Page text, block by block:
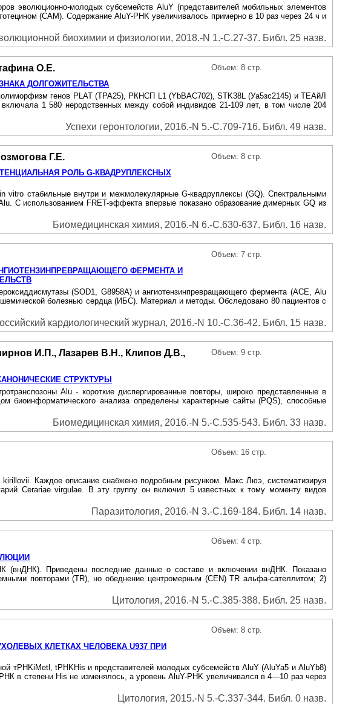
эволюционно-молодых субсемейств AluY (представителей мобильных элементов
(САМ). Содержание AluY-PHK увеличивалось примерно в 10 раз через 24 ч и
биохимии и физиологии, 2018.-N 1.-С.27-37. Библ. 25 назв.
О.Е.
ДОЛГОЖИТЕЛЬСТВА
Объем: 8 стр.
генов PLAT (ТРА25), РКНСП L1 (YbBAC702), STK38L (Уа5зс2145) и ТЕАйЛ
1 580 неродственных между собой индивидов 21-109 лет, в том числе 204
Успехи геронтологии, 2016.-N 5.-С.709-716. Библ. 49 назв.
Г.Е.
РОЛЬ G-КВАДРУПЛЕКСНЫХ
Объем: 8 стр.
vitro стабильные внутри и межмолекулярные G-квадруплексы (GQ). Спектральными
С использованием FRET-эффекта впервые показано образование димерных GQ из
Биомедицинская химия, 2016.-N 6.-С.630-637. Библ. 16 назв.
ФЕРМЕНТА И
Объем: 7 стр.
(SOD1, G8958A) и ангиотензинпревращающего фермента (АСЕ, Alu
болезнью сердца (ИБС). Материал и методы. Обследовано 80 пациентов с
кардиологический журнал, 2016.-N 10.-С.36-42. Библ. 15 назв.
И.П., Лазарев В.Н., Клипов Д.В.,
СТРУКТУРЫ
Объем: 9 стр.
Alu - короткие диспергированные повторы, широко представленные в
биоинформатического анализа определены характерные сайты (PQS), способные
Биомедицинская химия, 2016.-N 5.-С.535-543. Библ. 33 назв.
Объем: 16 стр.
Каждое описание снабжено подробным рисунком. Макс Люэ, систематизируя
Cerariae virgulae. В эту группу он включил 5 известных к тому моменту видов
Паразитология, 2016.-N 3.-С.169-184. Библ. 14 назв.
Объем: 4 стр.
(внДНК). Приведены последние данные о составе и включении внДНК. Показано
повторами (TR), но обеднение центромерным (CEN) TR альфа-сателлитом; 2)
Цитология, 2016.-N 5.-С.385-388. Библ. 25 назв.
КЛЕТКАХ ЧЕЛОВЕКА U937 ПРИ
Объем: 8 стр.
тPHKiMetl, tPHKHis и представителей молодых субсемейств AluY (AluYa5 и AluYb8)
в степени His не изменялось, а уровень AluY-PHK увеличивался в 4—10 раз через
Цитология, 2015.-N 5.-С.337-344. Библ. 0 назв.